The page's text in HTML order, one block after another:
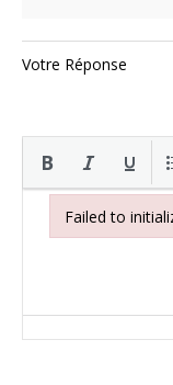
Votre Réponse
Failed to
Failed to